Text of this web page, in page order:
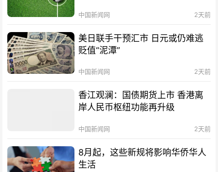
中国新闻网 2天前
美日联手干预汇市 日元或仍难逃
贬值“泥潭”
中国新闻网 2天前
香江观澜：国债期货上市 香港离
岸人民币枢纽功能再升级
中国新闻网 2天前
8月起，这些新规将影响华侨华人
生活